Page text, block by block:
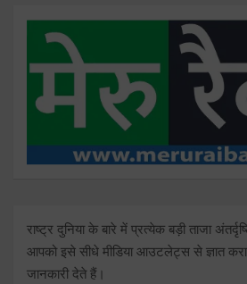
राष्ट्र दुनिया के बारे में प्रत्येक बड़ी ताजा
आपको इसे सीधे मीडिया आउटलेट्स से ज्ञात
जानकारी देते हैं।